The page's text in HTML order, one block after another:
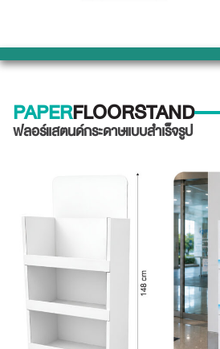
PAPERFLOORSTAND
ฟลอร์แสตนด์กระดาษแบบสำเร็จรูป